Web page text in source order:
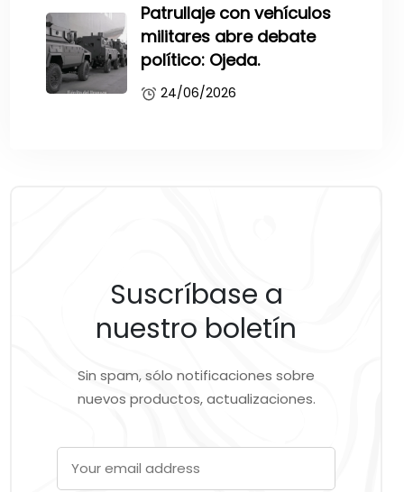
Patrullaje con vehículos
militares abre debate
político: Ojeda.
24/06/2026
Suscríbase a
nuestro boletín
Sin spam, sólo notificaciones sobre
nuevos productos, actualizaciones.